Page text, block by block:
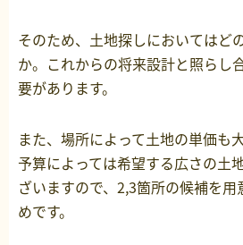
そのため、土地探しにおいてはど
か。これからの将来設計と照らし
要があります。
また、場所によって土地の単価も
予算によっては希望する広さの土
ざいますので、2,3箇所の候補を
めです。